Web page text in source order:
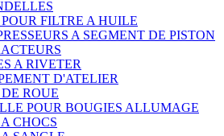
FILTRE A HUILE
A SEGMENT DE PISTON
A RIVETER
D'ATELIER
ROUE
POUR BOUGIES ALLUMAGE
CHOCS